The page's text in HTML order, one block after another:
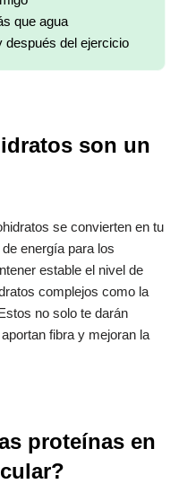
que agua
después del ejercicio
son un
se convierten en tu
energía para los
estable el nivel de
complejos como la
no solo te darán
fibra y mejoran la
proteínas en